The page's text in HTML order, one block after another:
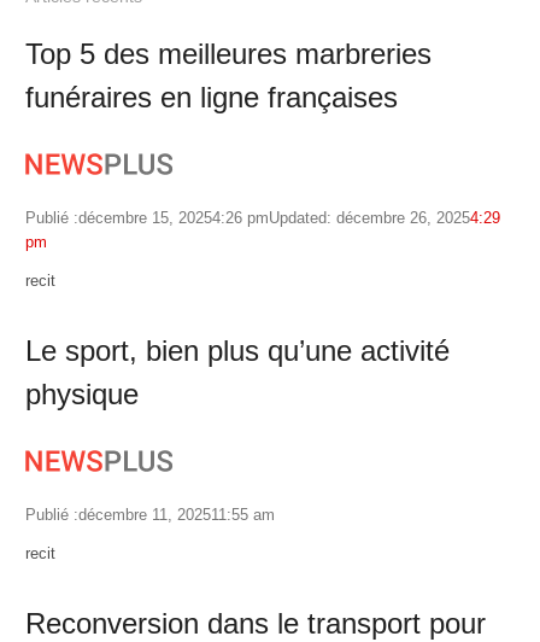
Top 5 des meilleures marbreries
funéraires en ligne françaises
Publié :décembre 15, 20254:26 pmUpdated: décembre 26, 20254:29
pm
Author
recit
Le sport, bien plus qu’une activité
physique
Publié :décembre 11, 202511:55 am
Author
recit
Reconversion dans le transport pour